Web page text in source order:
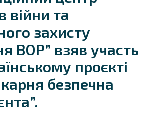
війни та
захисту
ВОР” взяв участь
проєкті
безпечна